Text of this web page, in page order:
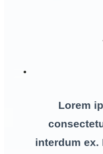
Lorem
interdum ex.